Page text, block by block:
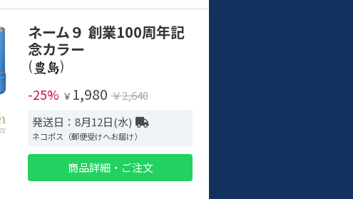
ネーム９ 創業100周年記
念カラー
(
)
-25% ￥ 1,980 ￥2,640
発送日：8月12日(水)
ネコポス（郵便受けへお届け）
商品詳細・ご注文